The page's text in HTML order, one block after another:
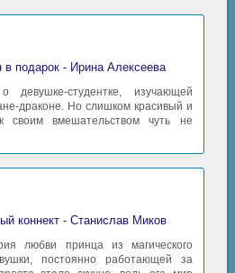
подарок - Ирина Алексеева
студентке, изучающей
драконе. Но слишком красивый и
своим вмешательством чуть не
коннект - Станислав Миков
любви принца из магического
постоянно работающей за